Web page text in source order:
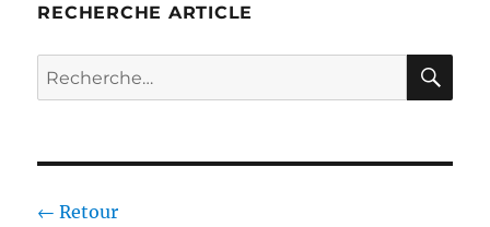
RECHERCHE ARTICLE
Recherche
pour :
← Retour